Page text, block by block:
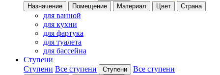
Назначение Помещение Материал Цвет Страна
для ванной
для кухни
для фартука
для туалета
для бассейна
Ступени
Ступени Все ступени Ступени Все ступени